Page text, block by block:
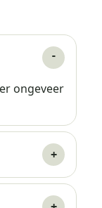
ongeveer